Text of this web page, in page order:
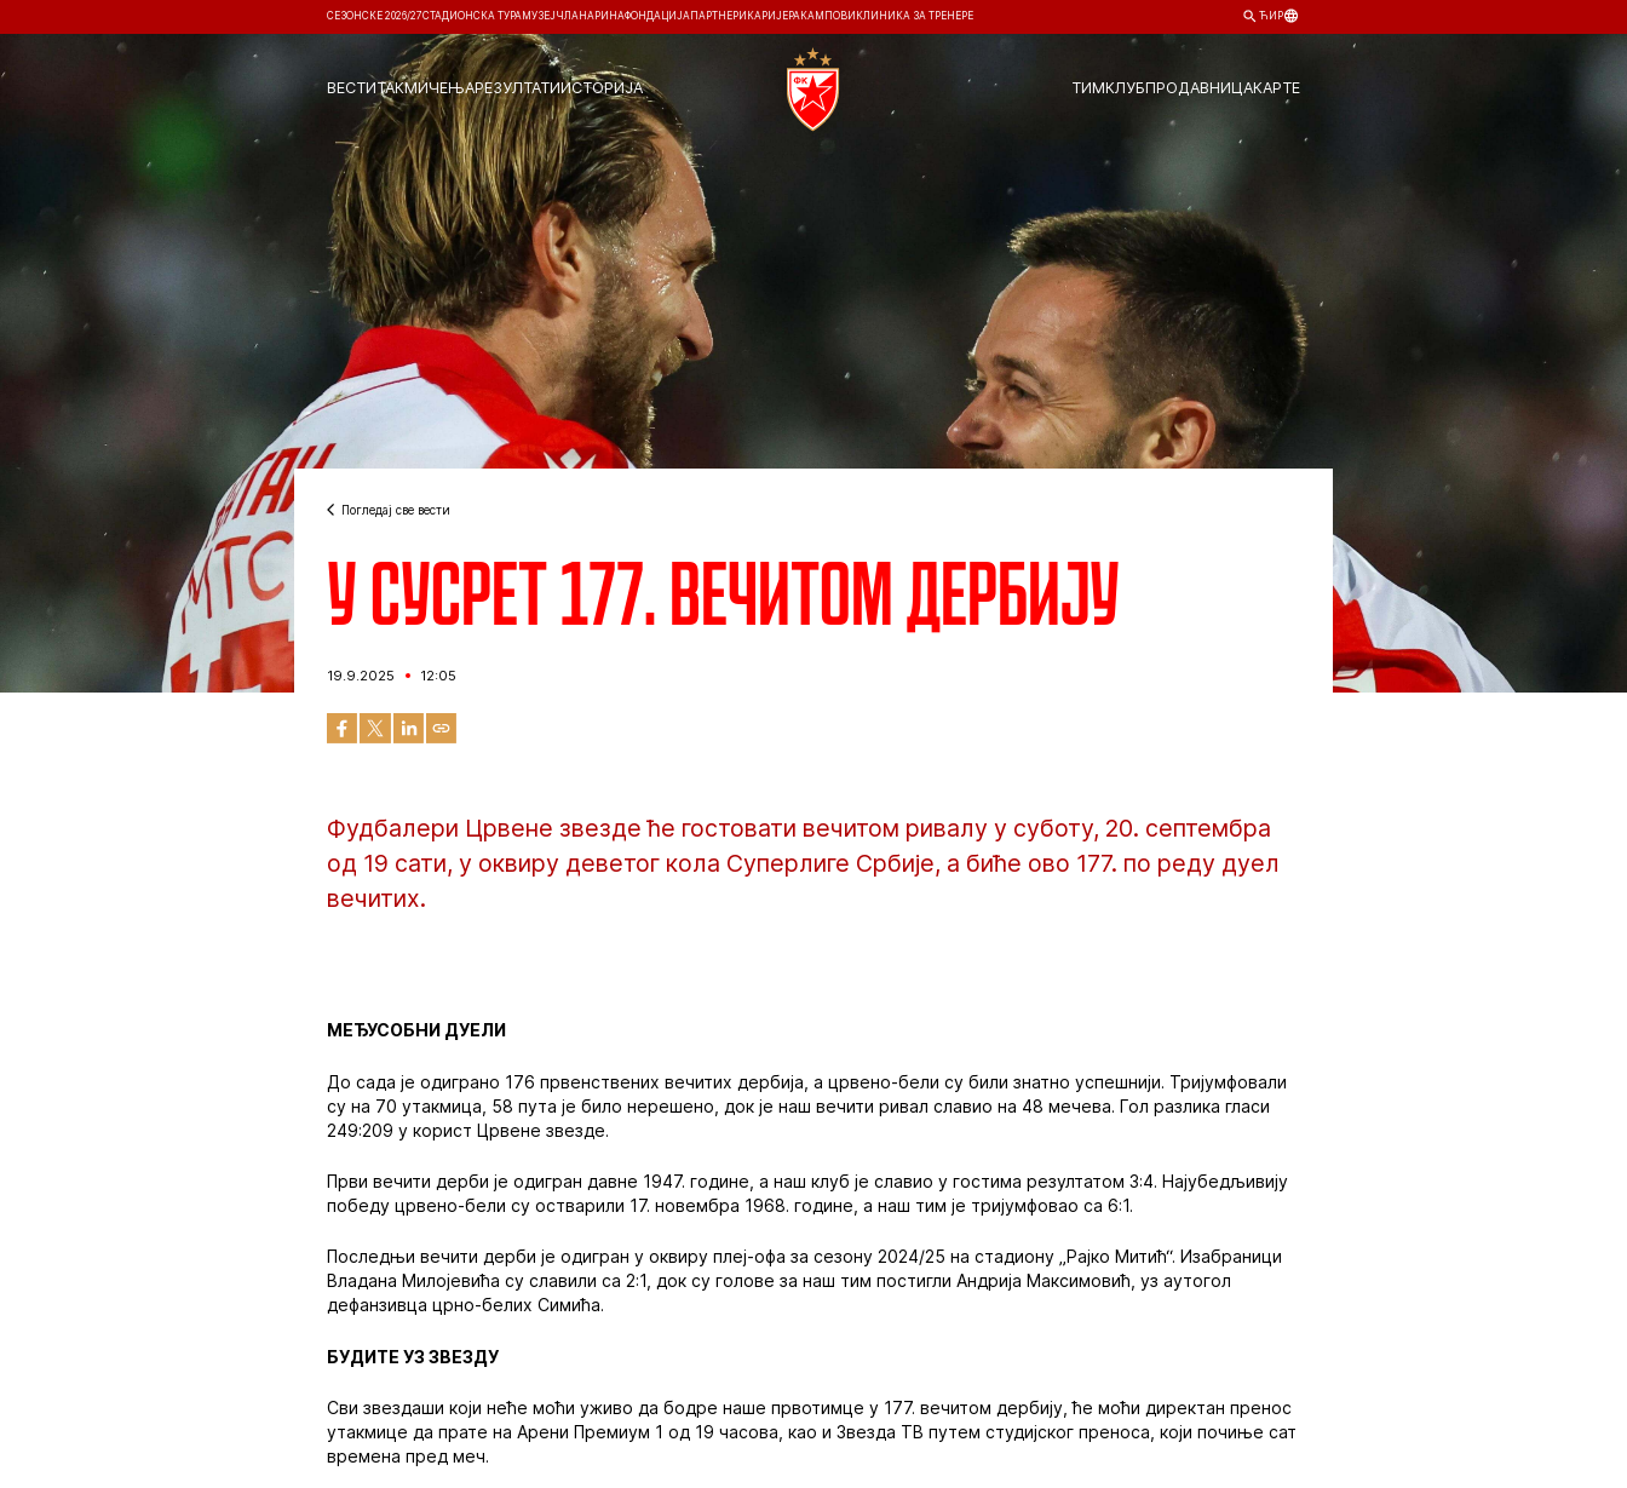
СЕЗОНСКЕ 2026/27СТАДИОНСКА ТУРА МУЗЕЈ ЧЛАНАРИНАФОНДАЦИЈА ПАРТНЕРИ КАРИЈЕРА КАМПОВИ КЛИНИКА ЗА ТРЕНЕРЕ ЋИР
ВЕСТИТАКМИЧЕЊАРЕЗУЛТАТИИСТОРИЈА ТИМКЛУБПРОДАВНИЦАКАРТЕ
Погледај све вести
У сусрет 177. вечитом дербију
19.9.2025 12:05
Фудбалери Црвене звезде ће гостовати вечитом ривалу у суботу, 20. септембра
од 19 сати, у оквиру деветог кола Суперлиге Србије, а биће ово 177. по реду дуел
вечитих.
МЕЂУСОБНИ ДУЕЛИ
До сада је одиграно 176 првенствених вечитих дербија, а црвено-бели су били знатно успешнији. Тријумфовали
су на 70 утакмица, 58 пута је било нерешено, док је наш вечити ривал славио на 48 мечева. Гол разлика гласи
249:209 у корист Црвене звезде.
Први вечити дерби је одигран давне 1947. године, а наш клуб је славио у гостима резултатом 3:4. Најубедљивију
победу црвено-бели су остварили 17. новембра 1968. године, а наш тим је тријумфовао са 6:1.
Последњи вечити дерби је одигран у оквиру плеј-офа за сезону 2024/25 на стадиону „Рајко Митић“. Изабраници
Владана Милојевића су славили са 2:1, док су голове за наш тим постигли Андрија Максимовић, уз аутогол
дефанзивца црно-белих Симића.
БУДИТЕ УЗ ЗВЕЗДУ
Сви звездаши који неће моћи уживо да бодре наше првотимце у 177. вечитом дербију, ће моћи директан пренос
утакмице да прате на Арени Премиум 1 од 19 часова, као и Звезда ТВ путем студијског преноса, који почиње сат
времена пред меч.